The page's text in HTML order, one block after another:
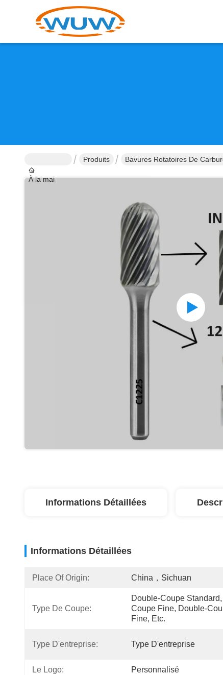
À la maison
Produits Bavures Rotatoires De
Informations Détaillées
Informations Détaillées
Place Of Origin: China，Sichuan
Type De Coupe:
Double-Coupe Standard,
Coupe Fine, Double-
Fine, Etc.
Type D'entreprise: Type D'entreprise
Le Logo: Personnalisé